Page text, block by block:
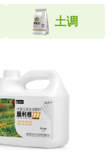
土调